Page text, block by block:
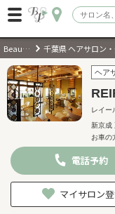
会員
キーワード検索
ジャンルを選択
キーワードで検索
BeautyPark
ヘア
レイー
新京成
お車の
電話予約
マイサロン